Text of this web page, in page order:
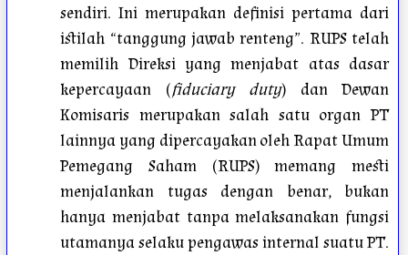
sendiri. Ini merupakan definisi pertama dari
istilah “tanggung jawab renteng”. RUPS telah
memilih Direksi yang menjabat atas dasar
kepercayaan (fiduciary duty) dan Dewan
Komisaris merupakan salah satu organ PT
lainnya yang dipercayakan oleh Rapat Umum
Pemegang Saham (RUPS) memang mesti
menjalankan tugas dengan benar, bukan
hanya menjabat tanpa melaksanakan fungsi
utamanya selaku pengawas internal suatu PT.